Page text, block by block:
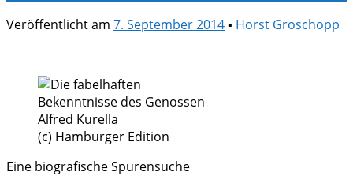
Veröffentlicht am 7. September 2014▪ Horst Groschopp
(c) Hamburger Edition
Eine biografische Spurensuche